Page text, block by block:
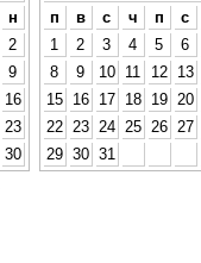
н
2
9
16
23
30
п
в с ч п с
1
2 3 4 5 6
8
9 10 11 12 13
15
16 17 18 19 20
22
23 24 25 26 27
29 30 31